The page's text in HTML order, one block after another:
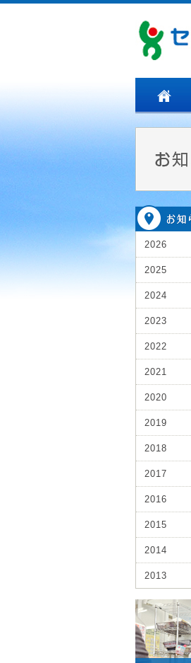
2026
2025
2024
2023
2022
2021
2020
2019
2018
2017
2016
2015
2014
2013